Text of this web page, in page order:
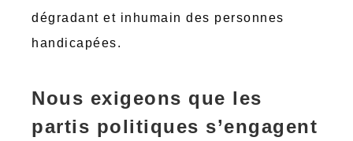
dégradant et inhumain des personnes
handicapées.
Nous exigeons que les
partis politiques s’engagent